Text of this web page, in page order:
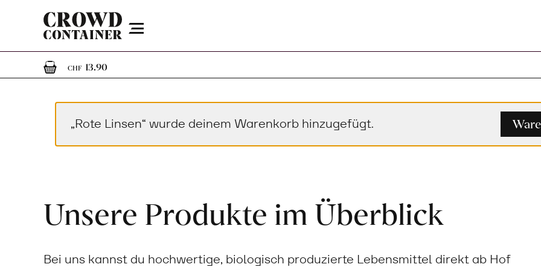
Menu
CHF 13.901 Artikel im Warenkorb
„Rote Linsen“ wurde deinem Warenkorb hinzugefügt.
Unsere Produkte im Überblick
Bei uns kannst du hochwertige, biologisch produzierte Lebensmittel direkt ab Hof